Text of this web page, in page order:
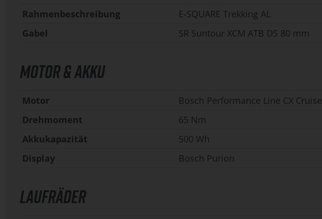
Rahmenbeschreibung
E-SQUARE Trekking AL
Gabel
SR Suntour XCM ATB DS 80 mm
MOTOR & AKKU
Motor
Bosch Performance Line CX Cruise
Drehmoment
65 Nm
Akkukapazität
500 Wh
Display
Bosch Purion
LAUFRÄDER